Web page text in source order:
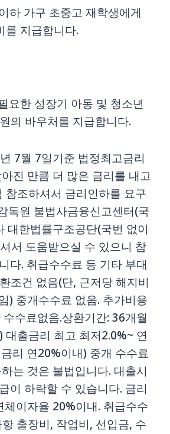
하 가구 초중고 재학생에게
지급합니다.
요한 성장기 아동 및 청소년
의 바우처를 지급합니다.
7월 7일기준 법정최고금리
진 만큼 더 많은 금리를 내고
참조하셔서 금리인하를 요구
독원 불법사금융신고센터(국
대한법률구조공단(국번 없이
서 도움받으실 수 있으니 참
다. 취급수수료 등 기타 부대
조건 없음(단, 근저당 해지비
) 중개수수료 없음. 추가비용
수료없음.상환기간: 36개월
출금리 최고 최저2.0%~ 연
리 연20%이내) 중개 수수료
는 것은 불법입니다. 대출시
이 하락할 수 있습니다. 금리
이자율 20%이내. 취급수수
출장비, 작업비, 선입금, 수